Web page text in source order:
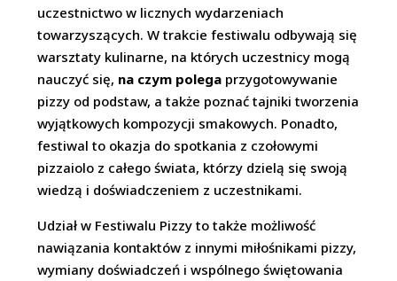
uczestnictwo w licznych wydarzeniach
towarzyszących. W trakcie festiwalu odbywają się
warsztaty kulinarne, na których uczestnicy mogą
nauczyć się, na czym polega przygotowywanie
pizzy od podstaw, a także poznać tajniki tworzenia
wyjątkowych kompozycji smakowych. Ponadto,
festiwal to okazja do spotkania z czołowymi
pizzaiolo z całego świata, którzy dzielą się swoją
wiedzą i doświadczeniem z uczestnikami.
Udział w Festiwalu Pizzy to także możliwość
nawiązania kontaktów z innymi miłośnikami pizzy,
wymiany doświadczeń i wspólnego świętowania